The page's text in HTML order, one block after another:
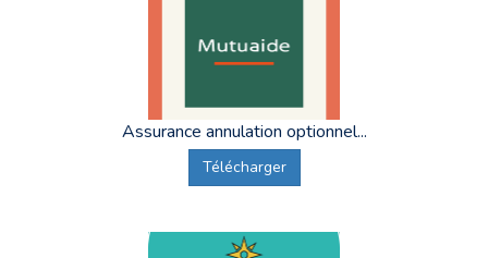
Assurance annulation optionnel...
Télécharger